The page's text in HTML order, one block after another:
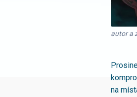
autor a
na